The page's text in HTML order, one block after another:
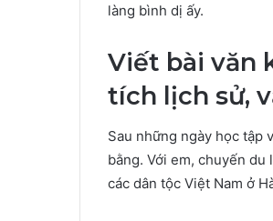
làng bình dị ấy.
Viết bài văn
tích lịch sử,
Sau những ngày học tập
bằng. Với em, chuyến
các dân tộc Việt Nam ở